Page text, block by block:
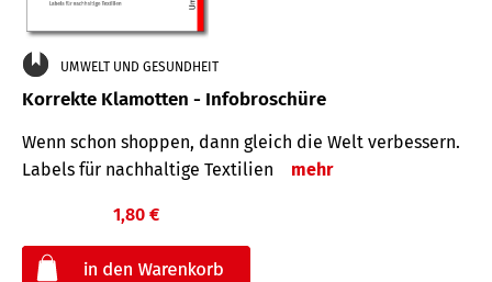
UMWELT UND GESUNDHEIT
Korrekte Klamotten - Infobroschüre
Wenn schon shoppen, dann gleich die Welt verbessern.
Labels für nachhaltige Textilien
mehr
1,80 €